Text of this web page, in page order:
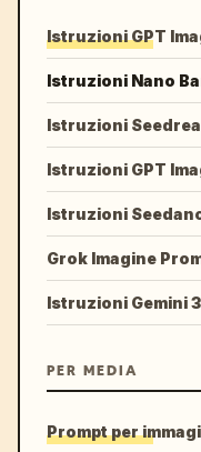
Istruzioni GPT
Istruzioni Nano
Istruzioni
Istruzioni GPT
Istruzioni
Grok Imagine
Istruzioni Gemini
PER MEDIA
Prompt per